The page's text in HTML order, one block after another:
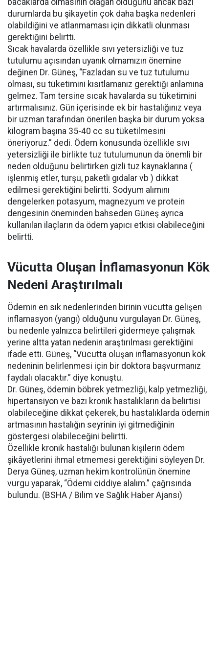
bacaklarda olmasının olağan olduğunu ancak bazı
durumlarda bu şikayetin çok daha başka nedenleri
olabildiğini ve atlanmaması için dikkatli olunması
gerektiğini belirtti.
Sıcak havalarda özellikle sıvı yetersizliği ve tuz
tutulumu açısından uyanık olmamızın önemine
değinen Dr. Güneş, “Fazladan su ve tuz tutulumu
olması, su tüketimini kısıtlamanız gerektiği anlamına
gelmez. Tam tersine sıcak havalarda su tüketimini
artırmalısınız. Gün içerisinde ek bir hastalığınız veya
bir uzman tarafından önerilen başka bir durum yoksa
kilogram başına 35-40 cc su tüketilmesini
öneriyoruz.” dedi. Ödem konusunda özellikle sıvı
yetersizliği ile birlikte tuz tutulumunun da önemli bir
neden olduğunu belirtirken gizli tuz kaynaklarına (
işlenmiş etler, turşu, paketli gıdalar vb ) dikkat
edilmesi gerektiğini belirtti. Sodyum alımını
dengelerken potasyum, magnezyum ve protein
dengesinin öneminden bahseden Güneş ayrıca
kullanılan ilaçların da ödem yapıcı etkisi olabileceğini
belirtti.
Vücutta Oluşan İnflamasyonun Kök
Nedeni Araştırılmalı
Ödemin en sık nedenlerinden birinin vücutta gelişen
inflamasyon (yangı) olduğunu vurgulayan Dr. Güneş,
bu nedenle yalnızca belirtileri gidermeye çalışmak
yerine altta yatan nedenin araştırılması gerektiğini
ifade etti. Güneş, “Vücutta oluşan inflamasyonun kök
nedeninin belirlenmesi için bir doktora başvurmanız
faydalı olacaktır.” diye konuştu.
Dr. Güneş, ödemin böbrek yetmezliği, kalp yetmezliği,
hipertansiyon ve bazı kronik hastalıkların da belirtisi
olabileceğine dikkat çekerek, bu hastalıklarda ödemin
artmasının hastalığın seyrinin iyi gitmediğinin
göstergesi olabileceğini belirtti.
Özellikle kronik hastalığı bulunan kişilerin ödem
şikâyetlerini ihmal etmemesi gerektiğini söyleyen Dr.
Derya Güneş, uzman hekim kontrolünün önemine
vurgu yaparak, “Ödemi ciddiye alalım.” çağrısında
bulundu. (BSHA / Bilim ve Sağlık Haber Ajansı)